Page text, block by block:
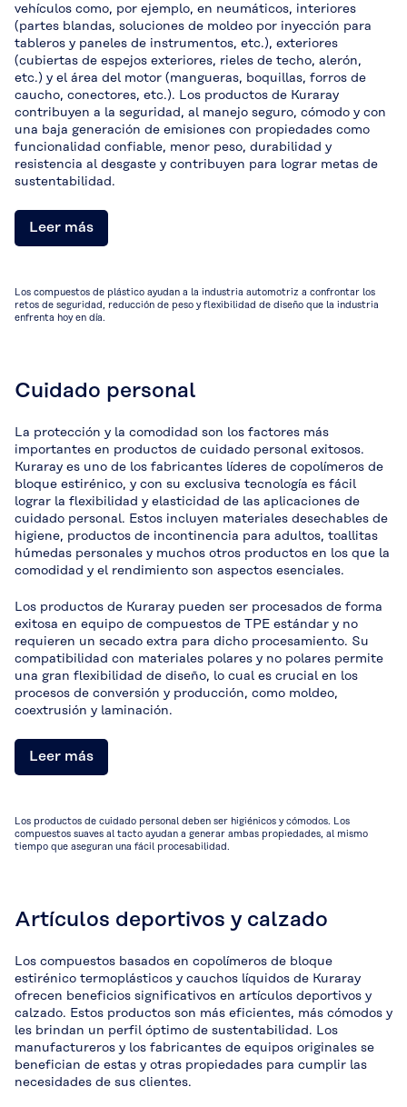
vehículos como, por ejemplo, en neumáticos, interiores
(partes blandas, soluciones de moldeo por inyección para
tableros y paneles de instrumentos, etc.), exteriores
(cubiertas de espejos exteriores, rieles de techo, alerón,
etc.) y el área del motor (mangueras, boquillas, forros de
caucho, conectores, etc.). Los productos de Kuraray
contribuyen a la seguridad, al manejo seguro, cómodo y con
una baja generación de emisiones con propiedades como
funcionalidad confiable, menor peso, durabilidad y
resistencia al desgaste y contribuyen para lograr metas de
sustentabilidad.
Leer más
Los compuestos de plástico ayudan a la industria automotriz a confrontar los
retos de seguridad, reducción de peso y flexibilidad de diseño que la industria
enfrenta hoy en día.
Cuidado personal
La protección y la comodidad son los factores más
importantes en productos de cuidado personal exitosos.
Kuraray es uno de los fabricantes líderes de copolímeros de
bloque estirénico, y con su exclusiva tecnología es fácil
lograr la flexibilidad y elasticidad de las aplicaciones de
cuidado personal. Estos incluyen materiales desechables de
higiene, productos de incontinencia para adultos, toallitas
húmedas personales y muchos otros productos en los que la
comodidad y el rendimiento son aspectos esenciales.
Los productos de Kuraray pueden ser procesados de forma
exitosa en equipo de compuestos de TPE estándar y no
requieren un secado extra para dicho procesamiento. Su
compatibilidad con materiales polares y no polares permite
una gran flexibilidad de diseño, lo cual es crucial en los
procesos de conversión y producción, como moldeo,
coextrusión y laminación.
Leer más
Los productos de cuidado personal deben ser higiénicos y cómodos. Los
compuestos suaves al tacto ayudan a generar ambas propiedades, al mismo
tiempo que aseguran una fácil procesabilidad.
Artículos deportivos y calzado
Los compuestos basados en copolímeros de bloque
estirénico termoplásticos y cauchos líquidos de Kuraray
ofrecen beneficios significativos en artículos deportivos y
calzado. Estos productos son más eficientes, más cómodos y
les brindan un perfil óptimo de sustentabilidad. Los
manufactureros y los fabricantes de equipos originales se
benefician de estas y otras propiedades para cumplir las
necesidades de sus clientes.